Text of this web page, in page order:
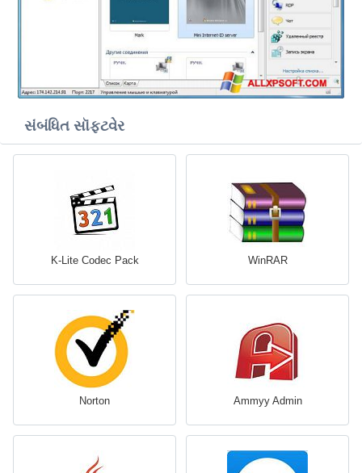
સંબંધિત સૉફ્ટવેર
K-Lite Codec Pack WinRAR
Norton Ammyy Admin